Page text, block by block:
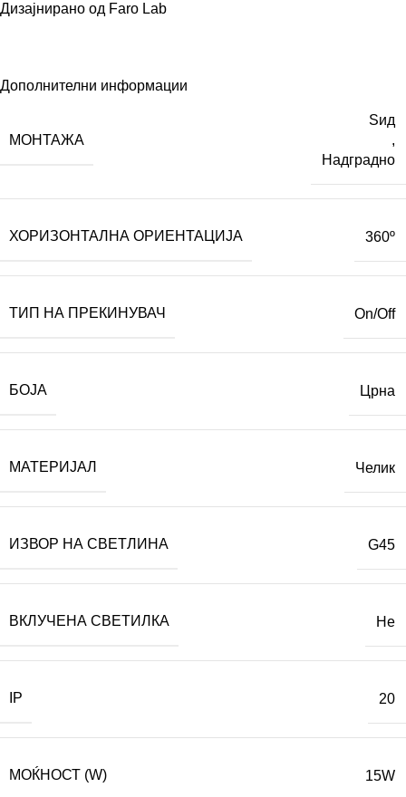
Дизајнирано од Faro Lab
Дополнителни информации
МОНТАЖА
Ѕид
,
Надградно
ХОРИЗОНТАЛНА ОРИЕНТАЦИЈА 360º
ТИП НА ПРЕКИНУВАЧ On/Off
БОЈА Црна
МАТЕРИЈАЛ Челик
ИЗВОР НА СВЕТЛИНА G45
ВКЛУЧЕНА СВЕТИЛКА Не
IP 20
МОЌНОСТ (W) 15W